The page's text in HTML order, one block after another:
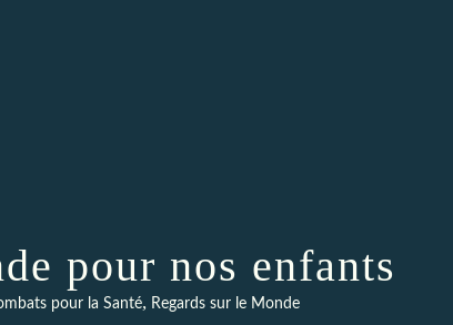
pour nos enfants
pour la Santé, Regards sur le Monde